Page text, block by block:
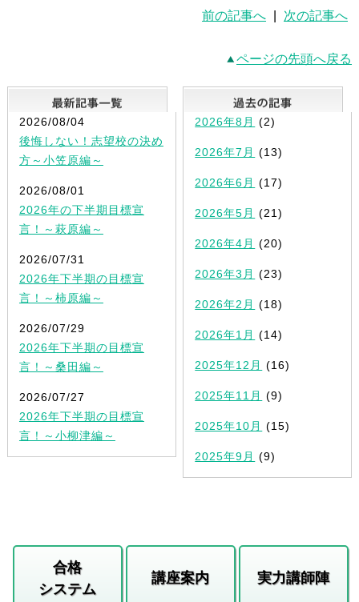
前の記事へ 次の記事へ
ページの先頭へ戻る
最新記事一覧
2026/08/04
後悔しない！志望校の決め
方～小笠原編～
2026/08/01
2026年の下半期目標宣
言！～萩原編～
2026/07/31
2026年下半期の目標宣
言！～柿原編～
2026/07/29
2026年下半期の目標宣
言！～桑田編～
2026/07/27
2026年下半期の目標宣
言！～小柳津編～
2026年8月 (2)
2026年7月 (13)
2026年6月 (17)
2026年5月 (21)
2026年4月 (20)
2026年3月 (23)
2026年2月 (18)
2026年1月 (14)
2025年12月 (16)
2025年11月 (9)
2025年10月 (15)
2025年9月 (9)
合格
システム
講座案内 実力講師陣